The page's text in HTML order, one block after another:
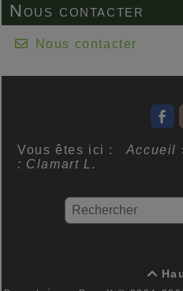
Nous contacter
Nous contacter
Vous êtes ici : Accueil
: Clamart L.
